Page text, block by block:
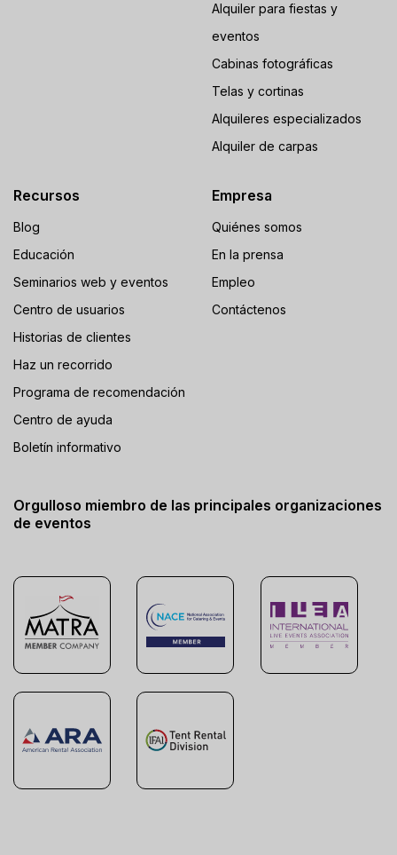
Alquiler para fiestas y
eventos
Cabinas fotográficas
Telas y cortinas
Alquileres especializados
Alquiler de carpas
Recursos
Blog
Educación
Seminarios web y eventos
Centro de usuarios
Historias de clientes
Haz un recorrido
Programa de recomendación
Centro de ayuda
Boletín informativo
Empresa
Quiénes somos
En la prensa
Empleo
Contáctenos
Orgulloso miembro de las principales organizaciones
de eventos